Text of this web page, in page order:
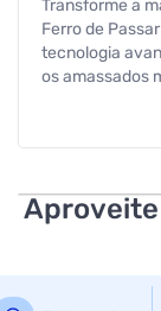
Transforme a
Ferro de
tecnologia
os amassados